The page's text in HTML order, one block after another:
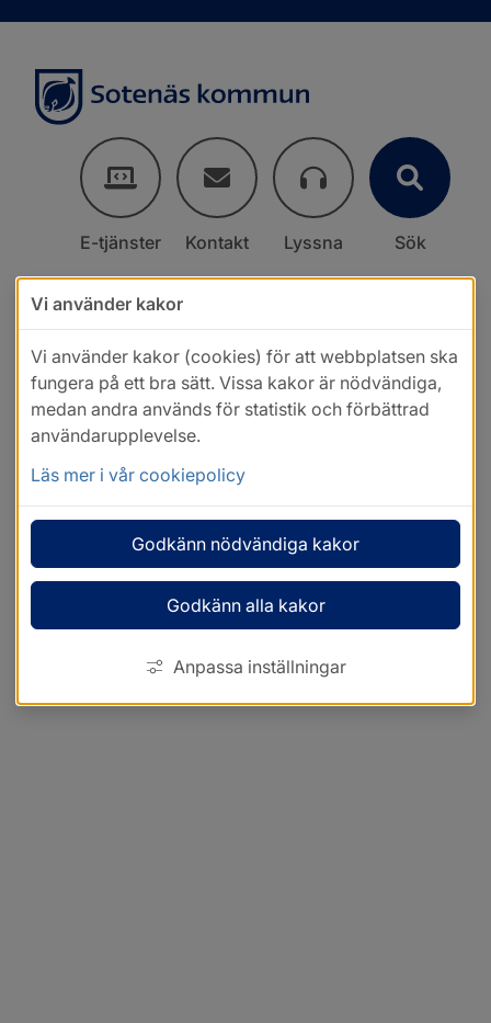
E-tjänster Kontakt Lyssna Sök
Vi använder kakor
Vi använder kakor (cookies) för att webbplatsen ska
fungera på ett bra sätt. Vissa kakor är nödvändiga,
medan andra används för statistik och förbättrad
användarupplevelse.
Läs mer i vår cookiepolicy
Godkänn nödvändiga kakor
Godkänn alla kakor
Anpassa inställningar